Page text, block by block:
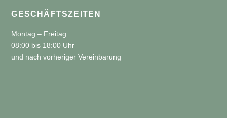
GESCHÄFTSZEITEN
Montag – Freitag
08:00 bis 18:00 Uhr
und nach vorheriger Vereinbarung